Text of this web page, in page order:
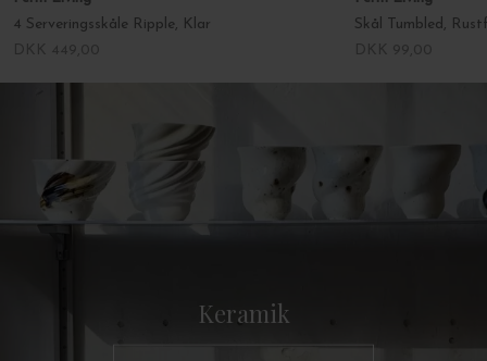
4 Serveringsskåle Ripple, Klar
Skål Tumbled,
Keramik